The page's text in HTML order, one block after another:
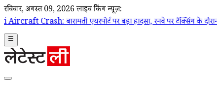
रविवार, अगस्त 09, 2026 लाइव ब्रेकिंग न्यूज़:
एयरपोर्ट पर बड़ा हादसा, रनवे पर टैक्सिंग के दौरान ट्रेनी
☰